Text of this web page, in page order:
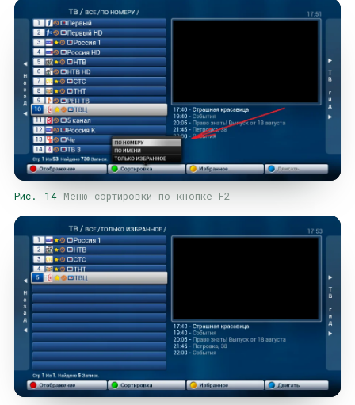
Рис. 14 Меню сортировки по кнопке F2